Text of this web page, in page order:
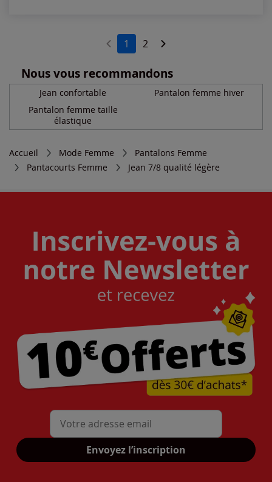
1 2
Nous vous recommandons
Jean confortable
Pantalon femme hiver
Pantalon femme taille
élastique
Accueil Mode Femme
Pantalons Femme
Pantacourts Femme
Jean 7/8 qualité légère
Mon adresse mail
Envoyez l’inscription